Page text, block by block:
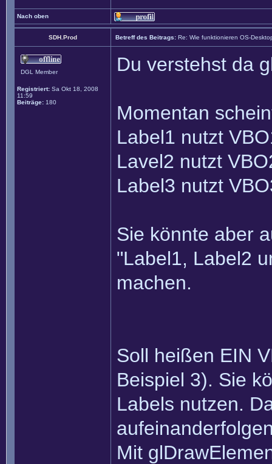
Nach oben
SDH.Prod Betreff des Beitrags: Re: Wie funktionieren OS-
DGL Member
Registriert: Sa Okt 18, 2008
11:59
Beiträge: 180
Du verstehst da
Momentan
Label1 nutzt
Lavel2 nutzt
Label3 nutzt
Sie könnte aber
"Label1, Label2
machen.
Soll heißen EIN
Beispiel 3). Sie
Labels nutzen.
Mit